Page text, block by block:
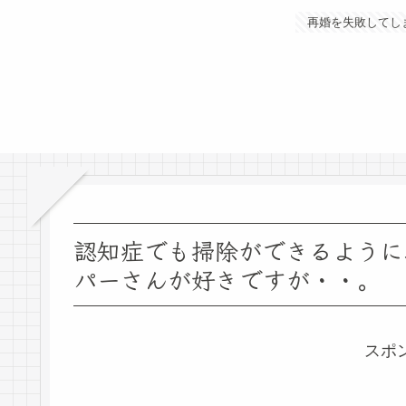
再婚を失敗してし
認知症でも掃除ができるよう
パーさんが好きですが・・。
スポ